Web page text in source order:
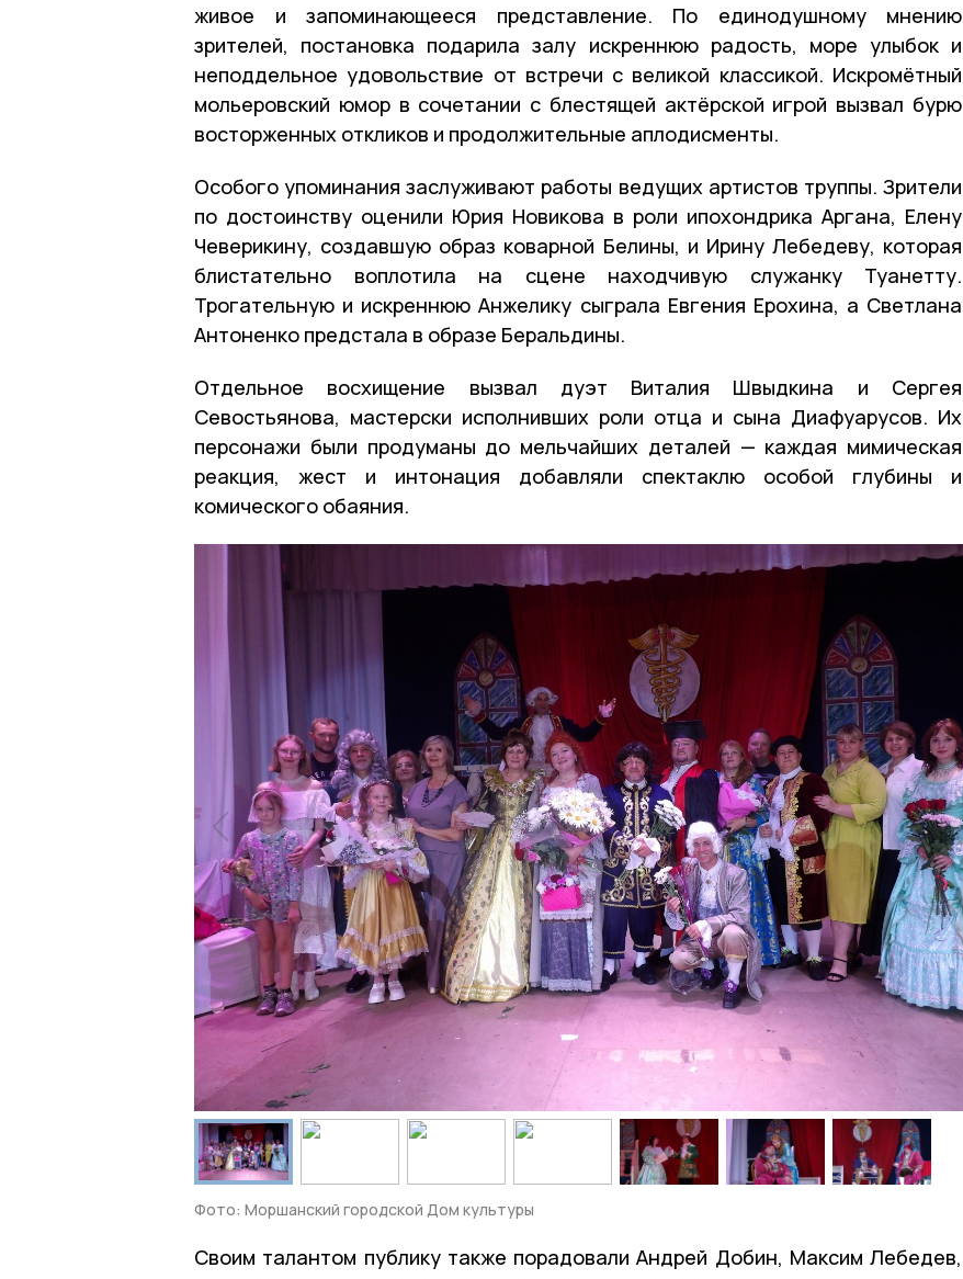
живое и запоминающееся представление. По единодушному мнению
зрителей, постановка подарила залу искреннюю радость, море улыбок и
неподдельное удовольствие от встречи с великой классикой. Искромётный
мольеровский юмор в сочетании с блестящей актёрской игрой вызвал бурю
восторженных откликов и продолжительные аплодисменты.
Особого упоминания заслуживают работы ведущих артистов труппы. Зрители
по достоинству оценили Юрия Новикова в роли ипохондрика Аргана, Елену
Чеверикину, создавшую образ коварной Белины, и Ирину Лебедеву, которая
блистательно воплотила на сцене находчивую служанку Туанетту.
Трогательную и искреннюю Анжелику сыграла Евгения Ерохина, а Светлана
Антоненко предстала в образе Беральдины.
Отдельное восхищение вызвал дуэт Виталия Швыдкина и Сергея
Севостьянова, мастерски исполнивших роли отца и сына Диафуарусов. Их
персонажи были продуманы до мельчайших деталей — каждая мимическая
реакция, жест и интонация добавляли спектаклю особой глубины и
комического обаяния.
Фото: Моршанский городской Дом культуры
Своим талантом публику также порадовали Андрей Добин, Максим Лебедев,